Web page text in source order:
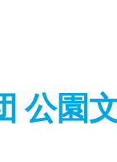
公園